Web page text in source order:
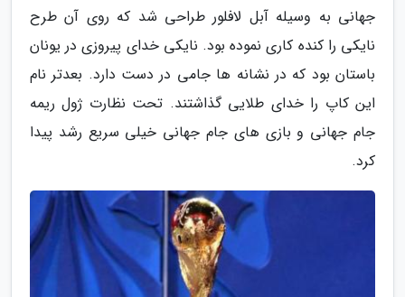
جهانی به وسیله آبل لافلور طراحی شد که روی آن طرح
نایکی را کنده کاری نموده بود. نایکی خدای پیروزی در یونان
باستان بود که در نشانه ها جامی در دست دارد. بعدتر نام
این کاپ را خدای طلایی گذاشتند. تحت نظارت ژول ریمه
جام جهانی و بازی های جام جهانی خیلی سریع رشد پیدا
کرد.